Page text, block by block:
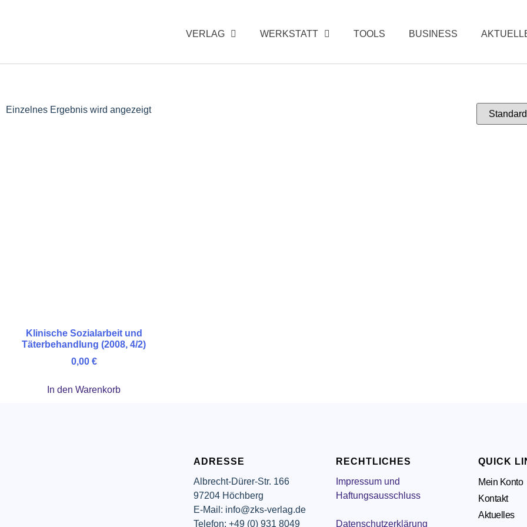
VERLAG WERKSTATT TOOLS BUSINESS
Einzelnes Ergebnis wird angezeigt
Klinische Sozialarbeit und
Täterbehandlung (2008, 4/2)
0,00 €
In den Warenkorb
ADRESSE
Albrecht-Dürer-Str. 166
97204 Höchberg
E-Mail: info@zks-verlag.de
Telefon: +49 (0) 931 8049
RECHTLICHES
Impressum und
Haftungsausschluss
Datenschutzerklärung
QUICK
Mein Konto
Kontakt
Aktuelles